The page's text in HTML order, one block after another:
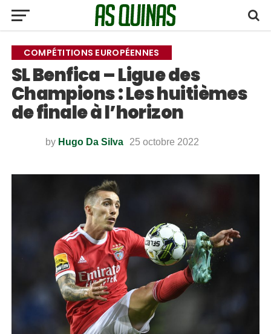
COMPÉTITIONS EUROPÉENNES
SL Benfica – Ligue des
Champions : Les huitièmes
de finale à l’horizon
by Hugo Da Silva 25 octobre 2022